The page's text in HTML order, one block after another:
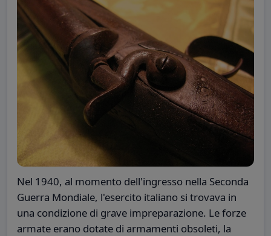
Nel 1940, al momento dell'ingresso nella Seconda
Guerra Mondiale, l'esercito italiano si trovava in
una condizione di grave impreparazione. Le forze
armate erano dotate di armamenti obsoleti, la